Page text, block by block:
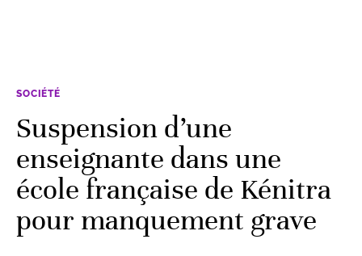
SOCIÉTÉ
Suspension d’une
enseignante dans une
école française de Kénitra
pour manquement grave